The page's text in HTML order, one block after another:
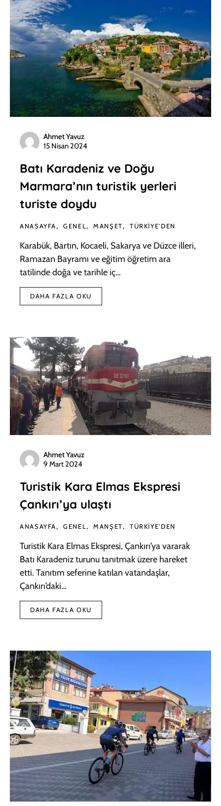
Ahmet Yavuz
15 Nisan 2024
Batı Karadeniz ve Doğu
Marmara’nın turistik yerleri
turiste doydu
ANASAYFA GENEL MANŞET TÜRKIYE'DEN
Karabük, Bartın, Kocaeli, Sakarya ve Düzce illeri,
Ramazan Bayramı ve eğitim öğretim ara
tatilinde doğa ve tarihle iç…
DAHA FAZLA OKU
Ahmet Yavuz
9 Mart 2024
Turistik Kara Elmas Ekspresi
Çankırı’ya ulaştı
ANASAYFA GENEL MANŞET TÜRKIYE'DEN
Turistik Kara Elmas Ekspresi, Çankırı’ya vararak
Batı Karadeniz turunu tanıtmak üzere hareket
etti. Tanıtım seferine katılan vatandaşlar,
Çankırı’daki…
DAHA FAZLA OKU